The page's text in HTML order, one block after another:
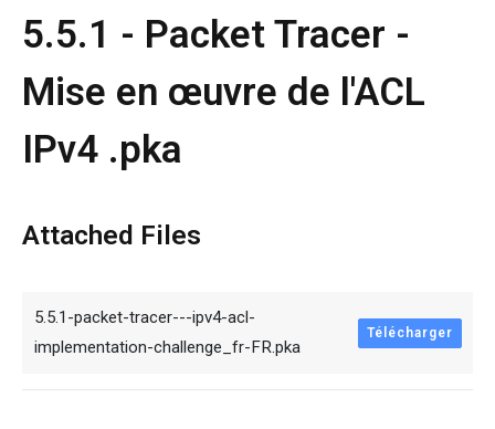
5.5.1 - Packet Tracer -
Mise en œuvre de l'ACL
IPv4 .pka
Attached Files
5.5.1-packet-tracer---ipv4-acl-
implementation-challenge_fr-FR.pka
Télécharger